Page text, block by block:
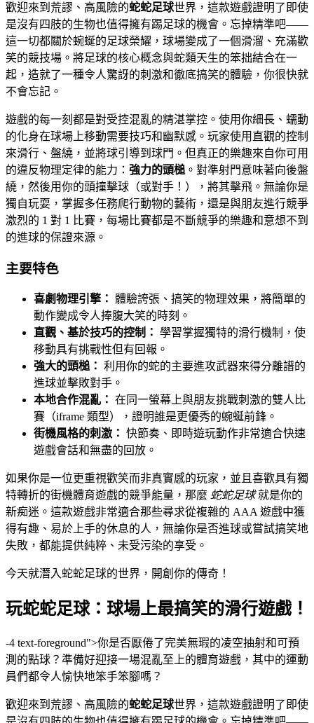
歡迎來到荒謬、高風險的蛇蛇足球世界，這款遊戲證明了即使
是沒有四肢的生物也值得擁有踢足球的機會。忘掉精準吧——
這一切都關於蜿蜒的足球榮耀，球場變成了一個滑溜、充滿歡
笑的競技場。將足球的核心概念與蛇類天生的笨拙結合在一
起，造就了一種令人驚訝的刺激和徹底搞笑的體驗，你很快就
不會忘記。
遊戲的每一刻都是對受控混亂的精湛掌控。使用你細長、蠕動
的化身在球場上移動需要技巧和幽默感。玩家使用直觀的控制
來滑行、盤繞，並將球引導到球門。但真正的樂趣來自你可用
的違反物理定律的能力： 強力的頭槌 。對準射門意味著向後盤
繞，然後用你的頭撞擊球（或對手！），將其擊飛。無論你是
獨自玩耍，掌握多任務爬行動物的藝術，還是與朋友進行競爭
激烈的 1 對 1 比賽，每場比賽都是不斷競爭的樂趣和意想不到
的進球的保證來源。
主要特色
喜劇物理引擎： 體驗誇張、搞笑的物理效果，將簡單的
動作變成令人捧腹大笑的時刻。
直觀、基於技巧的控制： 學習掌握獨特的滑行機制，使
移動具有挑戰性但有回報。
強大的頭槌： 利用你的蛇的主要進攻武器來得分離譜的
進球並擊敗對手。
本地合作混亂： 在同一螢幕上與朋友挑戰刺激的雙人比
賽（iframe 類型），證明誰是更優秀的蜿蜒前鋒。
街機風格的刺激： 快節奏、即時遊玩動作非常適合快速
遊戲會話和無盡的回放。
如果你是一位更重視歡笑而非真實感的玩家，並且喜歡具有獨
特轉折的街機體育遊戲的競爭能量，那麼 蛇蛇足球就是你的
新痴迷。這款遊戲非常適合那些尋求從複雜的 AAA 遊戲中獲
得有趣、易於上手的休息的人，無論你是否進球或嘗試搞笑地
失敗，都能提供純粹、未受污染的享受。
今天就潛入蛇蛇足球的世界，開創你的傳奇！
玩蛇蛇足球：球場上最搞笑的滑行遊戲！
-4 text-foreground">你是否厭倦了完美無瑕的凌空抽射和可預
測的點球？準備好迎接一場混亂至上的體育遊戲，其中的運動
員們都令人愉快地笨手笨腳嗎？
歡迎來到荒謬、高風險的蛇蛇足球世界，這款遊戲證明了即使